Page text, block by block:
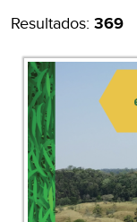
Resultados: 369